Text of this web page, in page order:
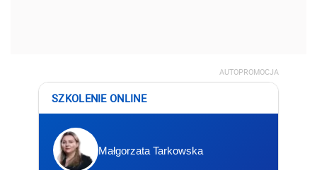
AUTOPROMOCJA
SZKOLENIE ONLINE
Małgorzata Tarkowska